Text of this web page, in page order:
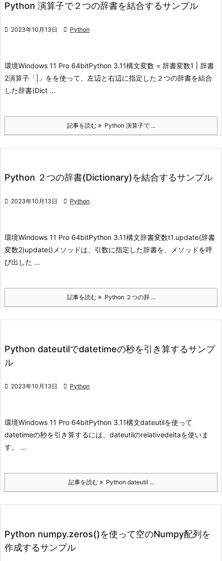
Python 演算子で２つの辞書を結合するサンプル
 2023年10月13日  Python
環境Windows 11 Pro 64bitPython 3.11構文変数 = 辞書変数1 | 辞書
2演算子「|」をを使って、左辺と右辺に指定した２つの辞書を結合
した辞書(Dict ...
記事を読む Python 演算子で ...
Python ２つの辞書(Dictionary)を結合するサンプル
 2023年10月13日  Python
環境Windows 11 Pro 64bitPython 3.11構文辞書変数t1.update(辞書
変数2)update()メソッドは、引数に指定した辞書を、メソッドを呼
び出した ...
記事を読む Python ２つの辞 ...
Python dateutilでdatetimeの秒を引き算するサンプ
ル
 2023年10月13日  Python
環境Windows 11 Pro 64bitPython 3.11構文dateutilを使って
datetimeの秒を引き算するには、dateutilのrelativedeltaを使いま
す。 ...
記事を読む Python dateutil ...
Python numpy.zeros()を使って空のNumpy配列を
作成するサンプル